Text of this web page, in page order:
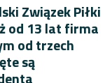
Związek Piłki
od 13 lat firma
od trzech
są